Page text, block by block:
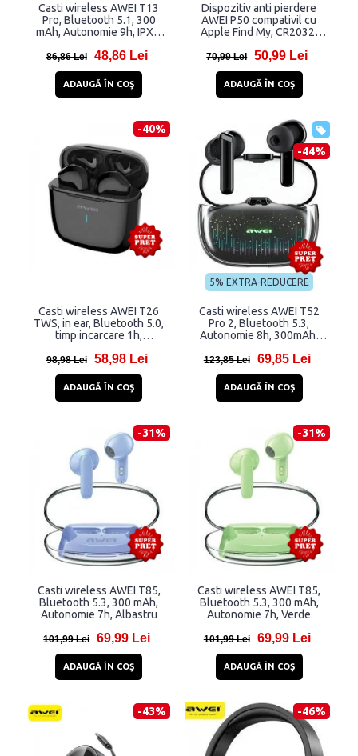
Casti wireless AWEI T13
Pro, Bluetooth 5.1, 300
mAh, Autonomie 9h, IPX6,
86,86 Lei 48,86 Lei
ADAUGĂ ÎN COŞ
Dispozitiv anti pierdere
AWEI P50 compativil cu
Apple Find My, CR2032,
Bluetooth, Alb
70,99 Lei 50,99 Lei
ADAUGĂ ÎN COŞ
-40%
Casti wireless AWEI T26
TWS, in ear, Bluetooth 5.0,
timp incarcare 1h,
600mAh, Negru
98,98 Lei 58,98 Lei
ADAUGĂ ÎN COŞ
-44%
5% EXTRA-REDUCERE
Casti wireless AWEI T52
Pro 2, Bluetooth 5.3,
Autonomie 8h, 300mAh,
123,85 Lei 69,85 Lei
ADAUGĂ ÎN COŞ
-31%
Casti wireless AWEI T85,
Bluetooth 5.3, 300 mAh,
Autonomie 7h, Albastru
101,99 Lei 69,99 Lei
ADAUGĂ ÎN COŞ
-31%
Casti wireless AWEI T85,
Bluetooth 5.3, 300 mAh,
Autonomie 7h, Verde
101,99 Lei 69,99 Lei
ADAUGĂ ÎN COŞ
-43% -46%